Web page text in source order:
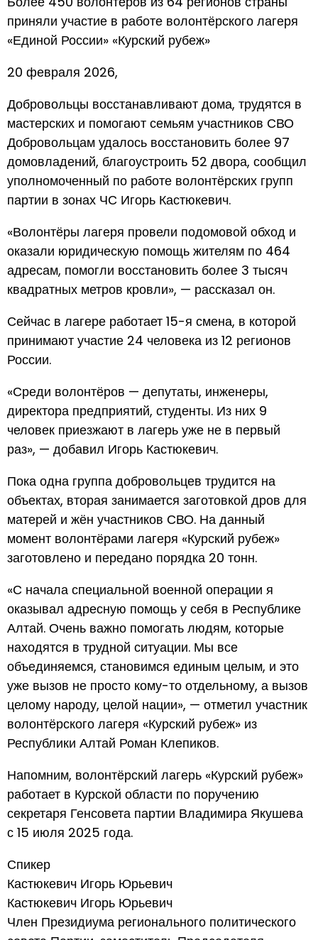
приняли участие в работе волонтёрского лагеря
«Единой России» «Курский рубеж»
20 февраля 2026,
Добровольцы восстанавливают дома, трудятся в
мастерских и помогают семьям участников СВО
Добровольцам удалось восстановить более 97
домовладений, благоустроить 52 двора, сообщил
уполномоченный по работе волонтёрских групп
партии в зонах ЧС Игорь Кастюкевич.
«Волонтёры лагеря провели подомовой обход и
оказали юридическую помощь жителям по 464
адресам, помогли восстановить более 3 тысяч
квадратных метров кровли», — рассказал он.
Сейчас в лагере работает 15-я смена, в которой
принимают участие 24 человека из 12 регионов
России.
«Среди волонтёров — депутаты, инженеры,
директора предприятий, студенты. Из них 9
человек приезжают в лагерь уже не в первый
раз», — добавил Игорь Кастюкевич.
Пока одна группа добровольцев трудится на
объектах, вторая занимается заготовкой дров для
матерей и жён участников СВО. На данный
момент волонтёрами лагеря «Курский рубеж»
заготовлено и передано порядка 20 тонн.
«С начала специальной военной операции я
оказывал адресную помощь у себя в Республике
Алтай. Очень важно помогать людям, которые
находятся в трудной ситуации. Мы все
объединяемся, становимся единым целым, и это
уже вызов не просто кому-то отдельному, а вызов
целому народу, целой нации», — отметил участник
волонтёрского лагеря «Курский рубеж» из
Республики Алтай Роман Клепиков.
Напомним, волонтёрский лагерь «Курский рубеж»
работает в Курской области по поручению
секретаря Генсовета партии Владимира Якушева
с 15 июля 2025 года.
Спикер
Кастюкевич Игорь Юрьевич
Кастюкевич Игорь Юрьевич
Член Президиума регионального политического